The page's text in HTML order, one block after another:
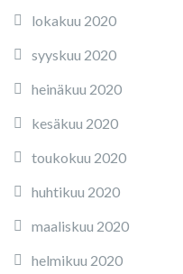
lokakuu 2020
syyskuu 2020
heinäkuu 2020
kesäkuu 2020
toukokuu 2020
huhtikuu 2020
maaliskuu 2020
helmikuu 2020